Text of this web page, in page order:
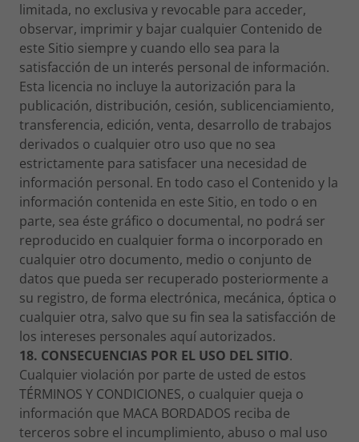
limitada, no exclusiva y revocable para acceder,
observar, imprimir y bajar cualquier Contenido de
este Sitio siempre y cuando ello sea para la
satisfacción de un interés personal de información.
Esta licencia no incluye la autorización para la
publicación, distribución, cesión, sublicenciamiento,
transferencia, edición, venta, desarrollo de trabajos
derivados o cualquier otro uso que no sea
estrictamente para satisfacer una necesidad de
información personal. En todo caso el Contenido y la
información contenida en este Sitio, en todo o en
parte, sea éste gráfico o documental, no podrá ser
reproducido en cualquier forma o incorporado en
cualquier otro documento, medio o conjunto de
datos que pueda ser recuperado posteriormente a
su registro, de forma electrónica, mecánica, óptica o
cualquier otra, salvo que su fin sea la satisfacción de
los intereses personales aquí autorizados.
18. CONSECUENCIAS POR EL USO DEL SITIO.
Cualquier violación por parte de usted de estos
TÉRMINOS Y CONDICIONES, o cualquier queja o
información que MACA BORDADOS reciba de
terceros sobre el incumplimiento, abuso o mal uso